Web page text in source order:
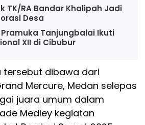
TK/RA Bandar Khalipah Jadi
Desa
Tanjungbalai Ikuti
XII di Cibubur
tersebut dibawa dari
Mercure, Medan selepas
juara umum dalam
Medley kegiatan